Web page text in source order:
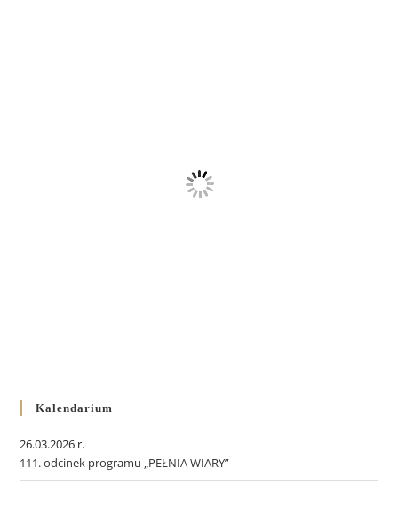
Kalendarium
26.03.2026 r.
111. odcinek programu „PEŁNIA WIARY”